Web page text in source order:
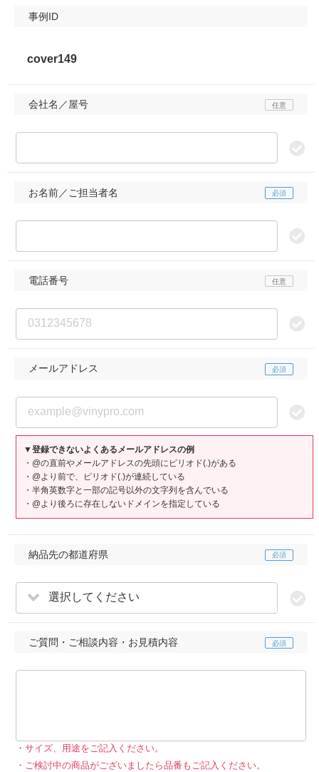
事例ID
会社名／屋号
お名前／ご担当者名
電話番号
メールアドレス
▼登録できないよくあるメールアドレスの例
・@の直前やメールアドレスの先頭にピリオド(.)がある
・@より前で、ピリオド(.)が連続している
・半角英数字と一部の記号以外の文字列を含んでいる
・@より後ろに存在しないドメインを指定している
納品先の都道府県
選択してください
ご質問・ご相談内容・お見積内容
サイズ、用途をご記入ください。
ご検討中の商品がございましたら品番もご記入ください。